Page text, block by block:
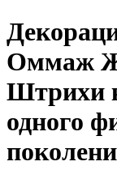
Оммаж
Штрихи
одного